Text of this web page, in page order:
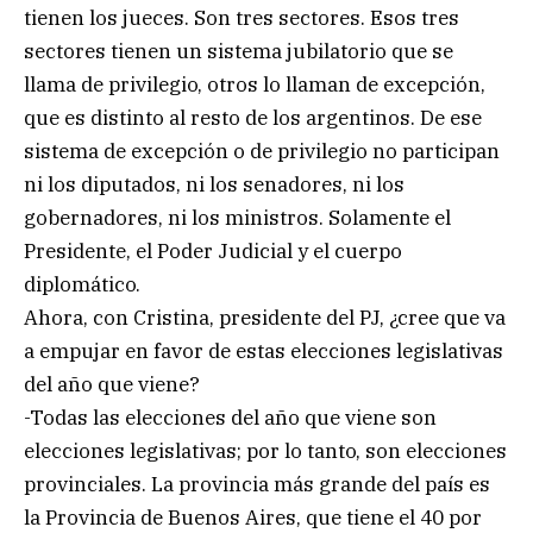
tienen los jueces. Son tres sectores. Esos tres
sectores tienen un sistema jubilatorio que se
llama de privilegio, otros lo llaman de excepción,
que es distinto al resto de los argentinos. De ese
sistema de excepción o de privilegio no participan
ni los diputados, ni los senadores, ni los
gobernadores, ni los ministros. Solamente el
Presidente, el Poder Judicial y el cuerpo
diplomático.
Ahora, con Cristina, presidente del PJ, ¿cree que va
a empujar en favor de estas elecciones legislativas
del año que viene?
-Todas las elecciones del año que viene son
elecciones legislativas; por lo tanto, son elecciones
provinciales. La provincia más grande del país es
la Provincia de Buenos Aires, que tiene el 40 por